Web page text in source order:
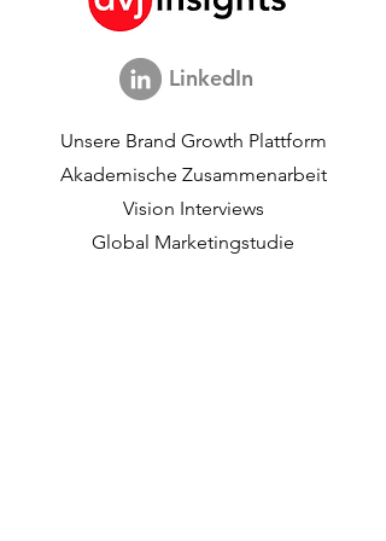
LinkedIn
Unsere Brand Growth Plattform
Akademische Zusammenarbeit
Vision Interviews
Global Marketingstudie